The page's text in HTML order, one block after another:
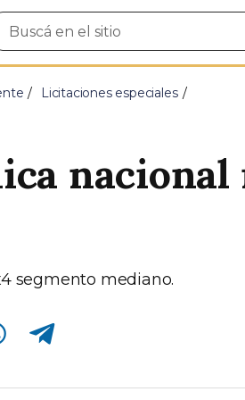
Licitaciones especiales
nacional
segmento mediano.
Compartir en Telegram